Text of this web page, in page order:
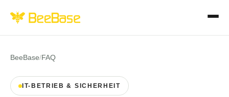
BeeBase/FAQ
IT-BETRIEB & SICHERHEIT